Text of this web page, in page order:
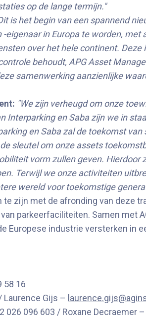
op de lange termijn."
is het begin van een spannend
in Europa te worden, met
over het hele continent.
behoudt, APG Asset
samenwerking aanzienlijke
"We zijn verheugd om onze
Interparking en Saba zijn we in
en Saba zal de toekomst
sleutel om onze assets
vorm zullen geven. Hierdoor
Terwijl we onze activiteiten
wereld voor toekomstige
te zijn met de afronding van deze
parkeerfaciliteiten. Samen met
Europese industrie versterken in
58 16
Laurence Gijs –
026 096 603 / Roxane Decraemer –